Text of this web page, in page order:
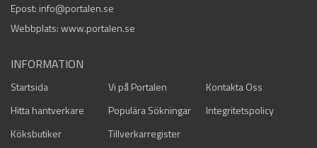
Epost: info@portalen.se
Webbplats: www.portalen.se
INFORMATION
Startsida Vi på Portalen
Kontakta Oss
Hitta hantverkare
Populära Sökningar
Integritetspolicy
Köksbutiker
Tillverkarregister